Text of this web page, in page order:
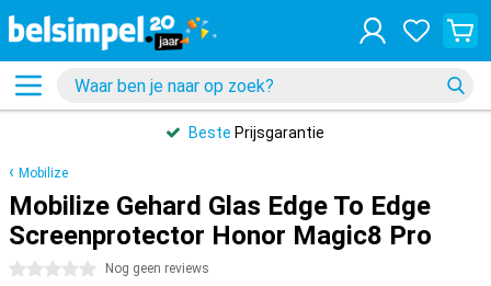
Beste Prijsgarantie
Mobilize
Mobilize Gehard Glas Edge To Edge
Screenprotector Honor Magic8 Pro
0 sterren Nog geen reviews